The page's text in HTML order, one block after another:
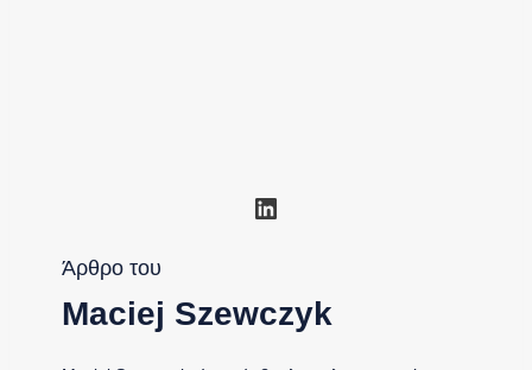
Linkedin
Άρθρο του
Maciej Szewczyk